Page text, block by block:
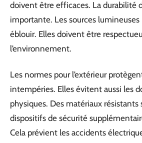
doivent être efficaces. La durabilité
importante. Les sources
éblouir. Elles doivent être
l’environnement.
Les normes pour l’extérieur
intempéries. Elles évitent aussi les
physiques. Des matériaux résistants
dispositifs de sécurité
Cela prévient les accidents